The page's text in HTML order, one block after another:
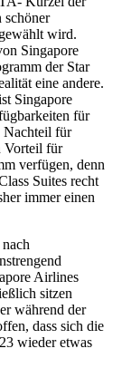
wird.
Singapore
der Star
eine andere.
Singapore
für
Nachteil für
Vorteil für
verfügen, denn
Suites recht
immer einen
Airlines
sitzen
während der
dass sich die
wieder etwas